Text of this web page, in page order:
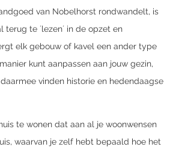
van Nobelhorst rondwandelt, is
terug te ´lezen´ in de opzet en
elk gebouw of kavel een ander type
kunt aanpassen aan jouw gezin,
vinden historie en hedendaagse
te wonen dat aan al je woonwensen
waarvan je zelf hebt bepaald hoe het